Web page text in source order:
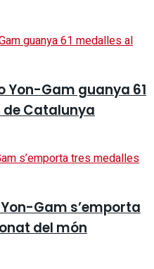
Yon-Gam guanya 61
Catalunya
Gam s’emporta
del món